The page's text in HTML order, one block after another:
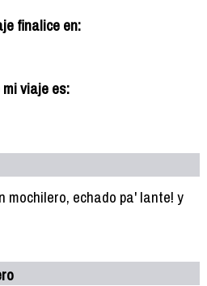
finalice en:
viaje es:
mochilero, echado pa' lante! y